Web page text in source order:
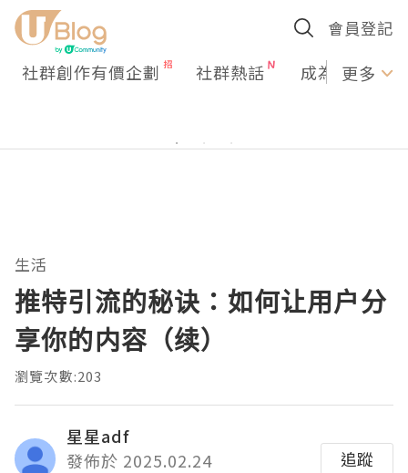
會員登記
社群創作有價企劃 社群熱話 成為U更多
生活
推特引流的秘诀：如何让用户分
享你的内容（续）
瀏覽次數:203
星星adf
發佈於 2025.02.24
追蹤